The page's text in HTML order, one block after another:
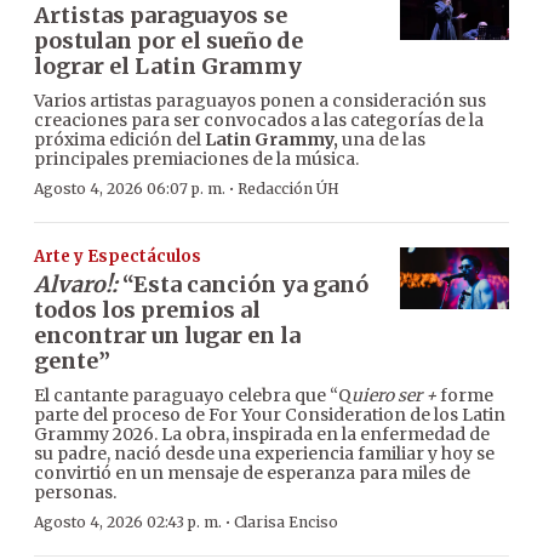
Artistas paraguayos se
postulan por el sueño de
lograr el Latin Grammy
Varios artistas paraguayos ponen a consideración sus
creaciones para ser convocados a las categorías de la
próxima edición del Latin Grammy, una de las
principales premiaciones de la música.
Agosto 4, 2026 06:07 p. m. · Redacción ÚH
Arte y Espectáculos
Alvaro!:“Esta canción ya ganó
todos los premios al
encontrar un lugar en la
gente”
El cantante paraguayo celebra que “Quiero ser +forme
parte del proceso de For Your Consideration de los Latin
Grammy 2026. La obra, inspirada en la enfermedad de
su padre, nació desde una experiencia familiar y hoy se
convirtió en un mensaje de esperanza para miles de
personas.
Agosto 4, 2026 02:43 p. m. · Clarisa Enciso